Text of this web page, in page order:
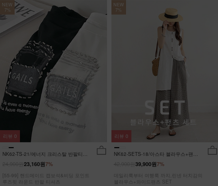
NEW
7%
NK62-TS-21/에너지 크리스탈 반팔티
7%
23,160원
[55-99] 핸드메이드 캡보석&비딩 포인트
루즈핏 라운드 반팔 티셔츠
리뷰 0
NEW
7%
NK62-SETS-18/아스타 블라우스+팬츠
7%
39,900원
데일리룩부터 여행룩 까지,린넨 터치감의
블라우스+와이드팬츠 SET
리뷰 0